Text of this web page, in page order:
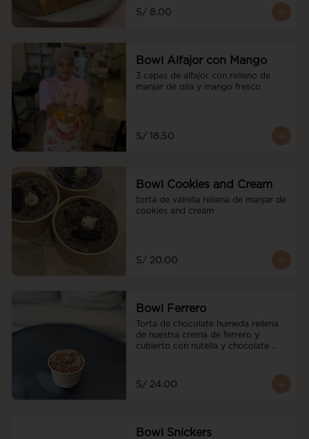
S/ 8.00
Bowl Alfajor con Mango
3 capas de alfajor con relleno de
manjar de olla y mango fresco
S/ 18.50
Bowl Cookies and Cream
torta de vainilla rellena de manjar de
cookies and cream
S/ 20.00
Bowl Ferrero
Torta de chocolate humeda rellena
de nuestra crema de ferrero y
cubierto con nutella y chocolate
S/ 24.00
Bowl Snickers